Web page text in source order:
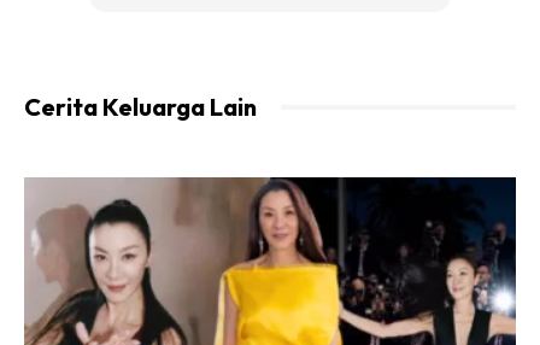
tu ( dh mengelegak masukan santan dn beras pulut ,
masak sampai kering air santan , lepas tu kukuslah.
Cerita Keluarga Lain